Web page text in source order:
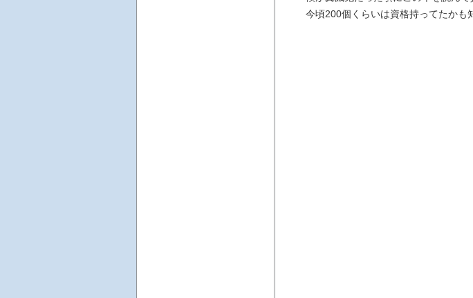
今頃200個くらいは資格持ってたかも